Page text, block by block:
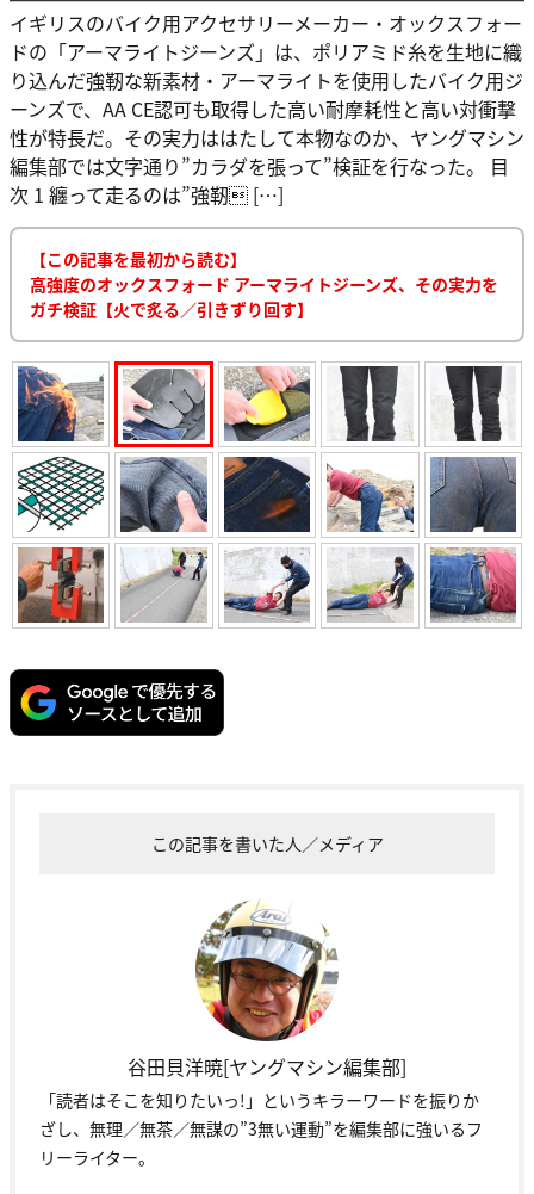
イギリスのバイク用アクセサリーメーカー・オックスフォー
ドの「アーマライトジーンズ」は、ポリアミド糸を生地に織
り込んだ強靭な新素材・アーマライトを使用したバイク用ジ
ーンズで、AA CE認可も取得した高い耐摩耗性と高い対衝撃
性が特長だ。その実力ははたして本物なのか、ヤングマシン
編集部では文字通り”カラダを張って”検証を行なった。 目
次 1 纏って走るのは”強靭 […]
【この記事を最初から読む】
高強度のオックスフォード アーマライトジーンズ、その実力を
ガチ検証【火で炙る／引きずり回す】
この記事を書いた人／メディア
谷田貝洋暁[ヤングマシン編集部]
「読者はそこを知りたいっ!」というキラーワードを振りか
ざし、無理／無茶／無謀の”3無い運動”を編集部に強いるフ
リーライター。